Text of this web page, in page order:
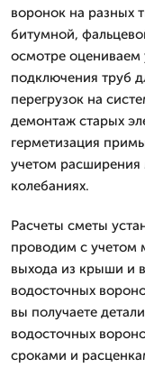
воронок на разных
битумной,
осмотре
подключения труб
перегрузок на
демонтаж старых
герметизация
учетом расширения
колебаниях.
Расчеты сметы
проводим с учетом
выхода из крыши и
водосточных
вы получаете
водосточных
сроками и